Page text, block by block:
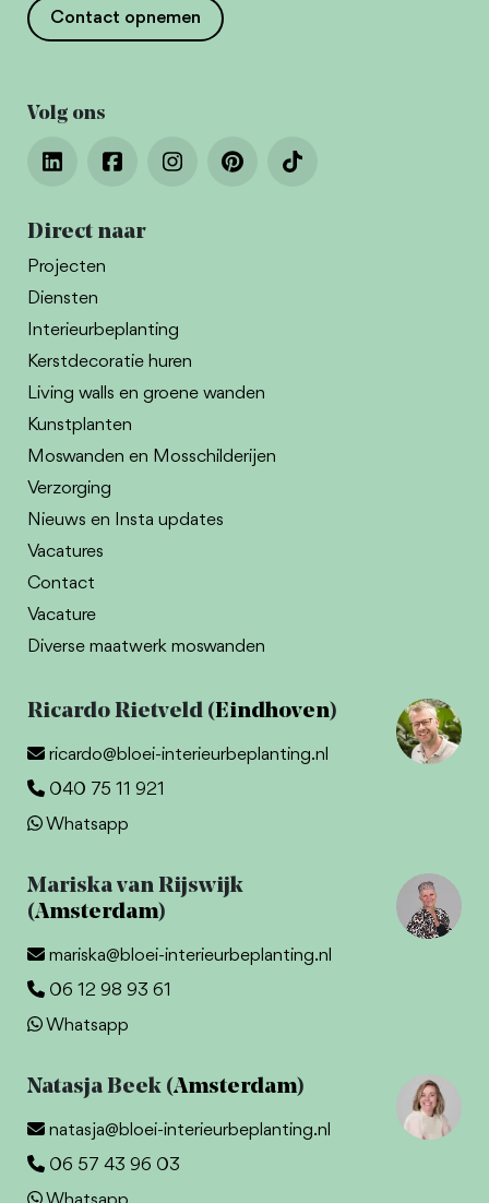
Contact opnemen
Volg ons
Direct naar
Projecten
Diensten
Interieurbeplanting
Kerstdecoratie huren
Living walls en groene wanden
Kunstplanten
Moswanden en Mosschilderijen
Verzorging
Nieuws en Insta updates
Vacatures
Contact
Vacature
Diverse maatwerk moswanden
Ricardo Rietveld (Eindhoven)
ricardo@bloei-interieurbeplanting.nl
040 75 11 921
Whatsapp
Mariska van Rijswijk
(Amsterdam)
mariska@bloei-interieurbeplanting.nl
06 12 98 93 61
Whatsapp
Natasja Beek (Amsterdam)
natasja@bloei-interieurbeplanting.nl
06 57 43 96 03